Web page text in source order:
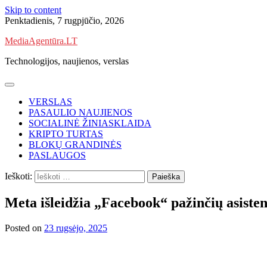
Skip to content
Penktadienis, 7 rugpjūčio, 2026
MediaAgentūra.LT
Technologijos, naujienos, verslas
VERSLAS
PASAULIO NAUJIENOS
SOCIALINĖ ŽINIASKLAIDA
KRIPTO TURTAS
BLOKŲ GRANDINĖS
PASLAUGOS
Ieškoti:
Meta išleidžia „Facebook“ pažinčių
Posted on 23 rugsėjo, 2025